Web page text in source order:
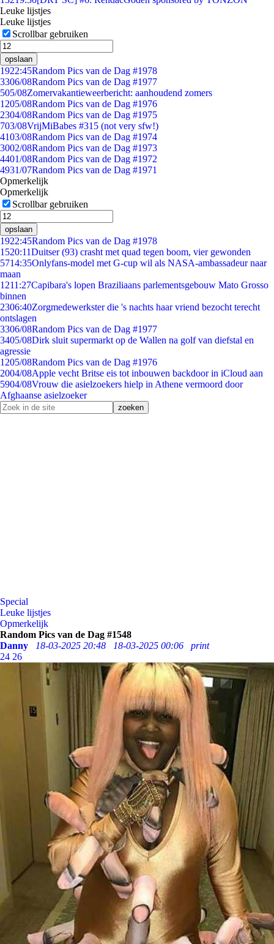
Leuke lijstjes
Leuke lijstjes
Scrollbar gebruiken
opslaan
1922:45Random Pics van de Dag #1978
3306/08Random Pics van de Dag #1977
505/08Zomervakantieweerbericht: aanhoudend zomers
1205/08Random Pics van de Dag #1976
2304/08Random Pics van de Dag #1975
703/08VrijMiBabes #315 (not very sfw!)
4103/08Random Pics van de Dag #1974
3002/08Random Pics van de Dag #1973
4401/08Random Pics van de Dag #1972
4931/07Random Pics van de Dag #1971
Opmerkelijk
Opmerkelijk
Scrollbar gebruiken
opslaan
1922:45Random Pics van de Dag #1978
1520:11Duitser (93) crasht met quad tegen boom, vier gewonden
5714:35Onlyfans-model met G-cup wil als NASA-ambassadeur naar
maan
1211:27Capibara's lopen Braziliaans parlementsgebouw Mato Grosso
binnen
2306:40Zorgmedewerkster die 's nachts haar vriend bezocht terecht
ontslagen
3306/08Random Pics van de Dag #1977
3405/08Dirk sluit supermarkt op de Wallen na golf van diefstal en
agressie
1205/08Random Pics van de Dag #1976
2004/08Apple vecht Britse eis tot inbouwen backdoor in iCloud aan
5904/08Vrouw die asielzoekers hielp in Athene vermoord door
Afghaanse asielzoeker
Special
Leuke lijstjes
Opmerkelijk
Random Pics van de Dag #1548
Danny
18-03-2025 20:48 18-03-2025 00:06
print
24 26